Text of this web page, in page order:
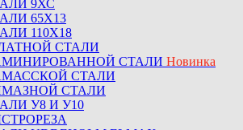
9ХС
65Х13
110Х18
СТАЛИ
СТАЛИ Новинка
СТАЛИ
СТАЛИ
У8 И У10